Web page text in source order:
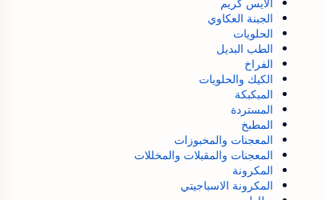
الجبنة العكاوي
الحلويات
الطب البديل
الفراخ
الكيك والحلويات
المبكبكة
المستردة
المطبخ
المعجنات والمخبوزات
المعجنات والمقبلات والمخللات
المكرونة
المكرونة الاسباجيتي